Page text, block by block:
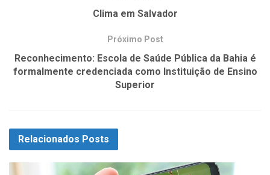
Clima em Salvador
Próximo Post
Reconhecimento: Escola de Saúde Pública da Bahia é
formalmente credenciada como Instituição de Ensino
Superior
Relacionados Posts